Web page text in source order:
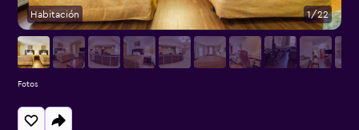
Habitación 1/22
Fotos